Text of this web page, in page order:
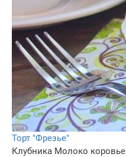
Торт "Фрезье"
Клубника Молоко коровье